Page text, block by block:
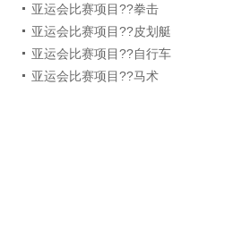
亚运会比赛项目??拳击
亚运会比赛项目??皮划艇
亚运会比赛项目??自行车
亚运会比赛项目??马术